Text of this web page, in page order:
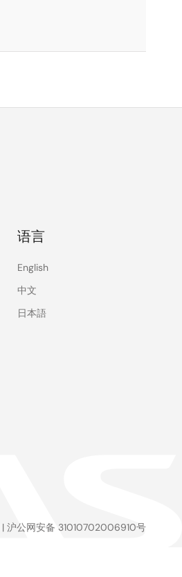
语言
English
中文
日本語
| 沪公网安备 31010702006910号